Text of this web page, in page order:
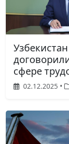
сфере
02.12.2025 •